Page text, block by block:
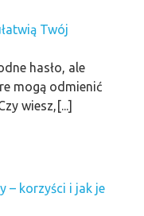
Twój
hasło, ale
mogą odmienić
wiesz,[...]
– korzyści i jak je